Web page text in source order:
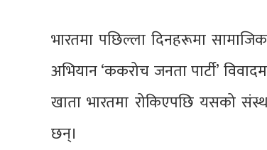
भारतमा पछिल्ला दिनहरूमा
अभियान ‘ककरोच जनता पार्टी’
खाता भारतमा रोकिएपछि यसको
छन्।